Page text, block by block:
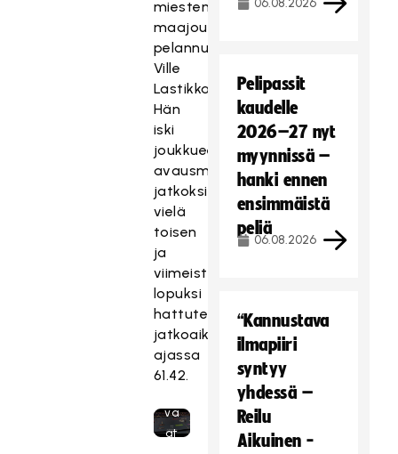
miesten
maajoukkueessa
pelannut
Ville
Lastikka.
Hän
iski
joukkueensa
avausmaalin
jatkoksi
vielä
toisen
ja
viimeisteli
lopuksi
hattutemppunsa
jatkoaikamaalilla
ajassa
61.42.
Tä
m
ä
sis
äl
tö
on
te
tt
y,
ko
sk
a
va
at
06.08.2026
Pelipassit
kaudelle
2026–27 nyt
myynnissä –
hanki ennen
ensimmäistä
peliä
06.08.2026
“Kannustava
ilmapiiri
syntyy
yhdessä –
Reilu
Aikuinen -